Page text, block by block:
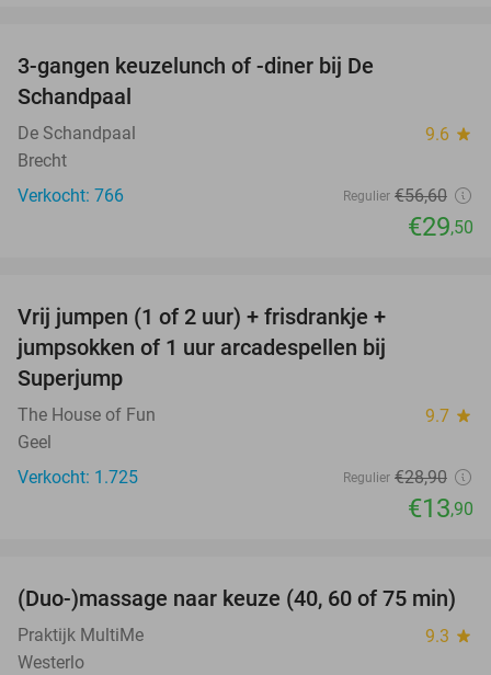
3-gangen keuzelunch of -diner bij De
Schandpaal
De Schandpaal 9.6 star
Brecht
Verkocht: 766
Regulier €56,60
€29,50
Vrij jumpen (1 of 2 uur) + frisdrankje +
jumpsokken of 1 uur arcadespellen bij
Superjump
The House of Fun 9.7 star
Geel
Verkocht: 1.725
Regulier €28,90
€13,90
50%
(Duo-)massage naar keuze (40, 60 of 75 min)
Praktijk MultiMe 9.3 star
Westerlo